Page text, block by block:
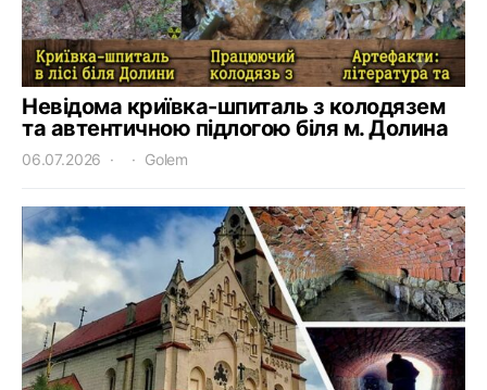
Невідома криївка-шпиталь з колодязем
та автентичною підлогою біля м. Долина
06.07.2026 Golem